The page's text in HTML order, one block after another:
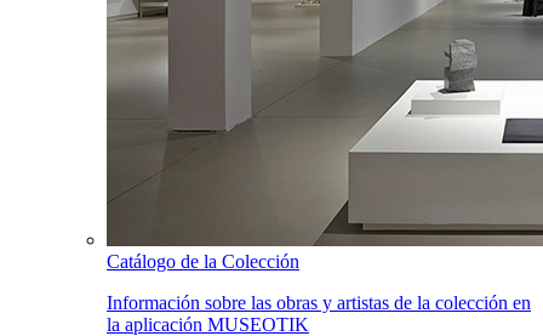
Catálogo de la Colección
Información sobre las obras y artistas de la colección en
la aplicación MUSEOTIK